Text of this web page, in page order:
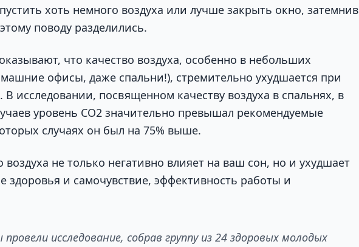
хоть немного воздуха или лучше закрыть окно, затемнив
поводу разделились.
что качество воздуха, особенно в небольших
офисы, даже спальни!), стремительно ухудшается при
исследовании, посвященном качеству воздуха в спальнях, в
уровень CO2 значительно превышал рекомендуемые
случаях он был на 75% выше.
воздуха не только негативно влияет на ваш сон, но и ухудшает
здоровья и самочувствие, эффективность работы и
исследование, собрав группу из 24 здоровых молодых